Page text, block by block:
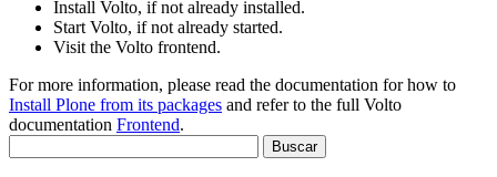
Install Volto, if not already installed.
Start Volto, if not already started.
Visit the Volto frontend.
For more information, please read the documentation for how to
Install Plone from its packages and refer to the full Volto
documentation Frontend.